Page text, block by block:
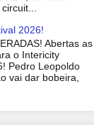
2026!
Abertas as
o Intericity
Pedro Leopoldo
vai dar bobeira,